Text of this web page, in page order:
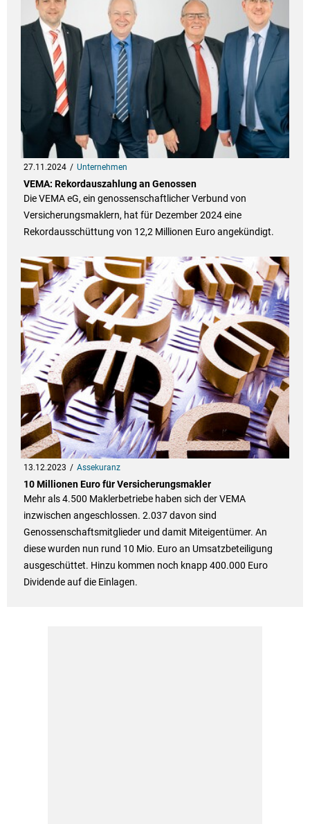
27.11.2024 Unternehmen
VEMA: Rekordauszahlung an Genossen
Die VEMA eG, ein genossenschaftlicher Verbund von
Versicherungsmaklern, hat für Dezember 2024 eine
Rekordausschüttung von 12,2 Millionen Euro angekündigt.
13.12.2023 Assekuranz
10 Millionen Euro für Versicherungsmakler
Mehr als 4.500 Maklerbetriebe haben sich der VEMA
inzwischen angeschlossen. 2.037 davon sind
Genossenschaftsmitglieder und damit Miteigentümer. An
diese wurden nun rund 10 Mio. Euro an Umsatzbeteiligung
ausgeschüttet. Hinzu kommen noch knapp 400.000 Euro
Dividende auf die Einlagen.